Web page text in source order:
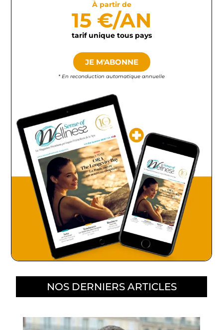
À partir de
15 €/AN
tarif unique tous pays
JE M'ABONNE
* En reconduction automatique annuelle
NOS DERNIERS ARTICLES